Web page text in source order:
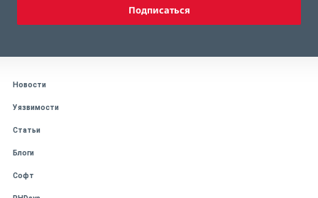
Подписаться
Новости
Уязвимости
Статьи
Блоги
Софт